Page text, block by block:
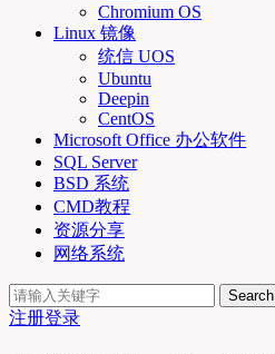
Chromium OS
Linux 镜像
统信 UOS
Ubuntu
Deepin
CentOS
Microsoft Office 办公软件
SQL Server
BSD 系统
CMD教程
资源分享
网络系统
Search
注册登录